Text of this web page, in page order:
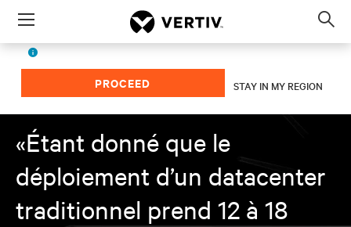
Menu
PROCEED STAY IN MY REGION
«Étant donné que le
déploiement d’un datacenter
traditionnel prend 12 à 18